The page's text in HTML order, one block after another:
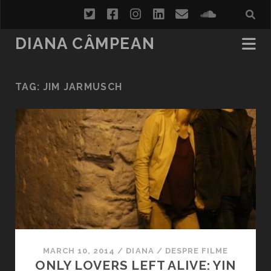
twitterfacebookinstagram
linkedin
email
DIANA CÂMPEAN
TAG: JIM JARMUSCH
MARCH 10, 2014 / DIANA / DESPRE FILME
ONLY LOVERS LEFT ALIVE: YIN